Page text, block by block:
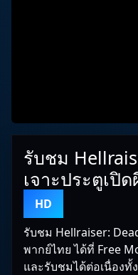
รับชม
เจาะประตูเปิ
HD
รับชม Hellraiser:
พากย์ไทย ได้ที่ Free
และรับชมได้ต่อเนื่อง